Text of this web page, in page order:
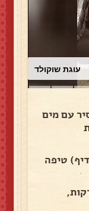
עוגת שוקולד
עם מים
טיפה
הבצל ולערבב כ 2 דקות,